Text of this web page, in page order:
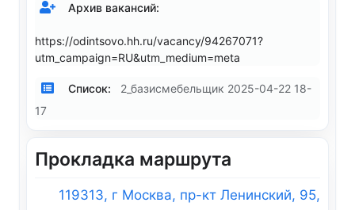
Архив вакансий:
https://odintsovo.hh.ru/vacancy/94267071?
utm_campaign=RU&utm_medium=meta
Список:
2_базисмебельщик 2025-04-22 18-
17
Прокладка маршрута
119313, г Москва, пр-кт Ленинский, 95,